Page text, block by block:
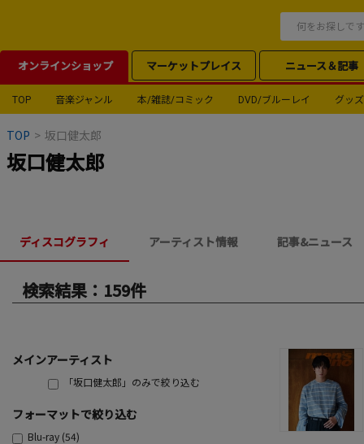
オンラインショップ マーケットプレイス ニュース＆記事
TOP 音楽ジャンル 本/雑誌/コミック DVD/ブルーレイ グッズ
TOP > 坂口健太郎
坂口健太郎
ディスコグラフィ アーティスト情報 記事&ニュース
検索結果：159件
メインアーティスト
「坂口健太郎」のみで絞り込む
フォーマットで絞り込む
Blu-ray (54)